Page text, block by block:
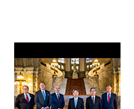
Organigramme du
Greffe
Textes régissant le
Greffe